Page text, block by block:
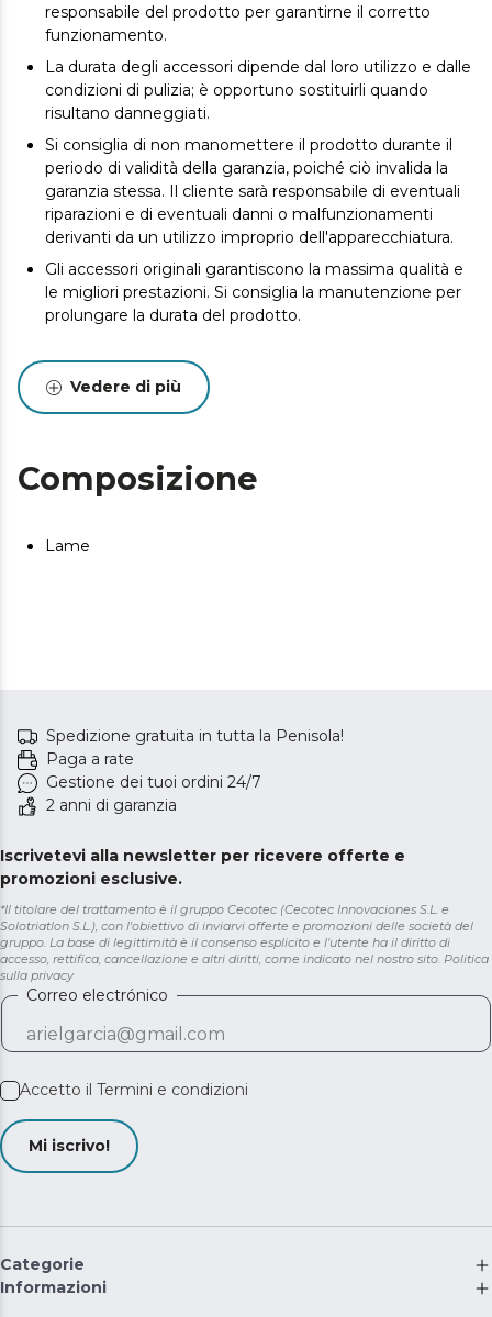
responsabile del prodotto per garantirne il corretto
funzionamento.
La durata degli accessori dipende dal loro utilizzo e dalle
condizioni di pulizia; è opportuno sostituirli quando
risultano danneggiati.
Si consiglia di non manomettere il prodotto durante il
periodo di validità della garanzia, poiché ciò invalida la
garanzia stessa. Il cliente sarà responsabile di eventuali
riparazioni e di eventuali danni o malfunzionamenti
derivanti da un utilizzo improprio dell'apparecchiatura.
Gli accessori originali garantiscono la massima qualità e
le migliori prestazioni. Si consiglia la manutenzione per
prolungare la durata del prodotto.
Vedere di più
Composizione
Lame
Spedizione gratuita in tutta la Penisola!
Paga a rate
Gestione dei tuoi ordini 24/7
2 anni di garanzia
Iscrivetevi alla newsletter per ricevere offerte e
promozioni esclusive.
*Il titolare del trattamento è il gruppo Cecotec (Cecotec Innovaciones S.L. e
Solotriatlon S.L.), con l'obiettivo di inviarvi offerte e promozioni delle società del
gruppo. La base di legittimità è il consenso esplicito e l'utente ha il diritto di
accesso, rettifica, cancellazione e altri diritti, come indicato nel nostro sito. Politica
sulla privacy
Correo electrónico
Accetto il Termini e condizioni
Mi iscrivo!
Categorie
Informazioni